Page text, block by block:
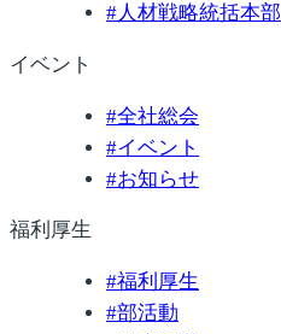
#人材戦略統括本部
イベント
#全社総会
#イベント
#お知らせ
福利厚生
#福利厚生
#部活動